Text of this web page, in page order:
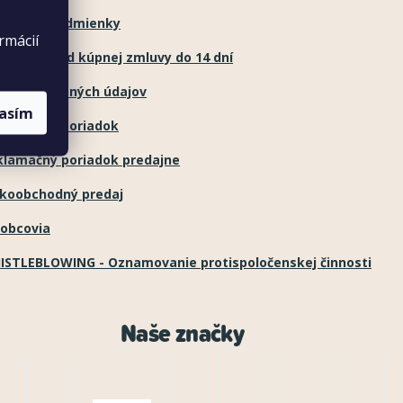
podmienky
od kúpnej zmluvy do 14 dní
osobných údajov
poriadok
poriadok predajne
predaj
- Oznamovanie protispoločenskej činnosti
Naše značky